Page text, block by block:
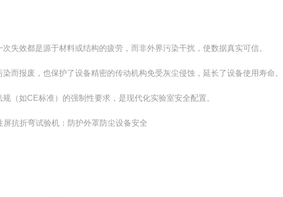
失效都是源于材料或结构的疲劳，而非外界污染干扰，使数据真实可信。
而报废，也保护了设备精密的传动机构免受灰尘侵蚀，延长了设备使用寿命。
（如CE标准）的强制性要求，是现代化实验室安全配置。